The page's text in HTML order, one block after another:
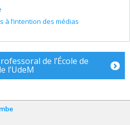
à l’intention des médias
de l’École de
l’UdeM